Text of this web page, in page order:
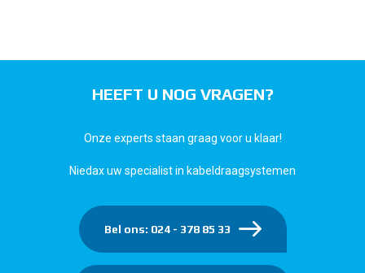
HEEFT U NOG VRAGEN?
Onze experts staan graag voor u klaar!
Niedax uw specialist in kabeldraagsystemen
Bel ons: 024 - 378 85 33